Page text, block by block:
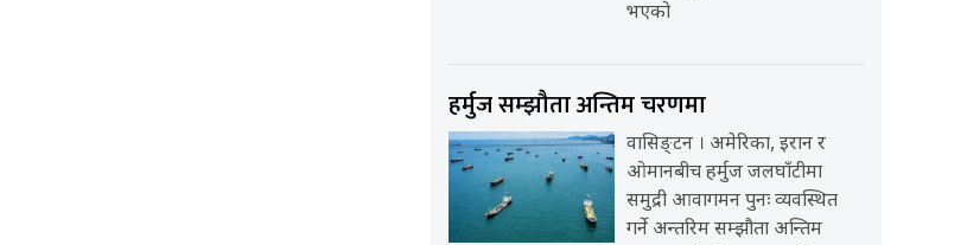
भएको
हर्मुज सम्झौता अन्तिम चरणमा
वासिङ्टन । अमेरिका, इरान र
ओमानबीच हर्मुज जलघाँटीमा
समुद्री आवागमन पुनः व्यवस्थित
गर्ने अन्तरिम सम्झौता अन्तिम